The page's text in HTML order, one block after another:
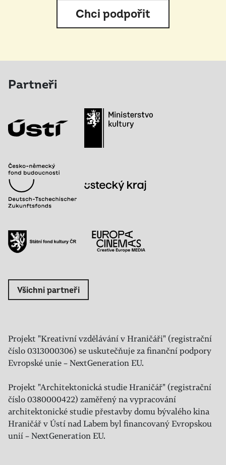
Chci podpořit
Partneři
Všichni partneři
Projekt "Kreativní vzdělávání v Hraničáři" (registrační
číslo 0313000306) se uskutečňuje za finanční podpory
Evropské unie – NextGeneration EU.
Projekt "Architektonická studie Hraničář" (registrační
číslo 0380000422) zaměřený na vypracování
architektonické studie přestavby domu bývalého kina
Hraničář v Ústí nad Labem byl financovaný Evropskou
unií – NextGeneration EU.